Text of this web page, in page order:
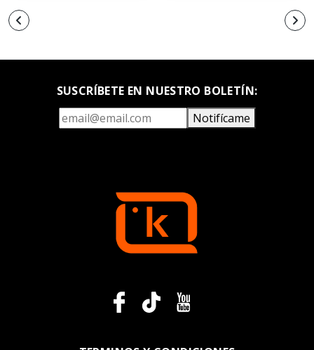
SUSCRÍBETE EN NUESTRO BOLETÍN:
Notifícame